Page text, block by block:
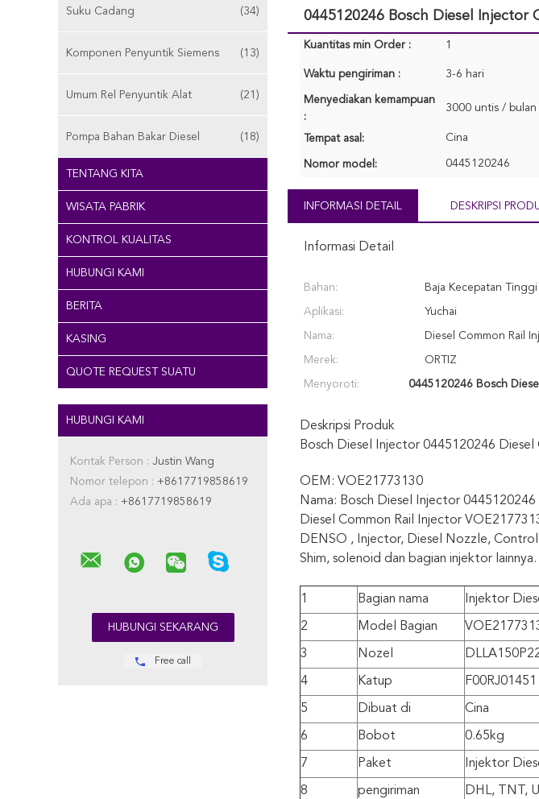
Suku Cadang (34)
Komponen Penyuntik Siemens (13)
Umum Rel Penyuntik Alat (21)
Pompa Bahan Bakar Diesel (18)
TENTANG KITA
WISATA PABRIK
KONTROL KUALITAS
HUBUNGI KAMI
BERITA
KASING
QUOTE REQUEST SUATU
HUBUNGI KAMI
Kontak Person : Justin Wang
Nomor telepon : +8617719858619
Ada apa : +8617719858619
Free call
0445120246 Bosch Diesel Injector
Kuantitas min Order : 1
Waktu pengiriman : 3-6 hari
Menyediakan kemampuan
:
3000 untis / bulan
Tempat asal: Cina
Nomor model: 0445120246
INFORMASI DETAIL DESKRIPSI
Informasi Detail
Bahan: Baja Kecepatan Tinggi
Aplikasi: Yuchai
Nama: Diesel Common Rail
Merek: ORTIZ
Menyoroti: 0445120246 Bosch
Deskripsi Produk
Bosch Diesel Injector 0445120246
OEM: VOE21773130
Nama: Bosch Diesel Injector 0445120246
Diesel Common Rail Injector
DENSO , Injector, Diesel Nozzle, Control
Shim, solenoid dan bagian injektor lainnya.
1 Bagian nama Injektor
2 Model Bagian
3 Nozel
4 Katup F00RJ01451
5 Dibuat di Cina
6 Bobot 0.65kg
7 Paket Injektor
8 pengiriman DHL, TNT,